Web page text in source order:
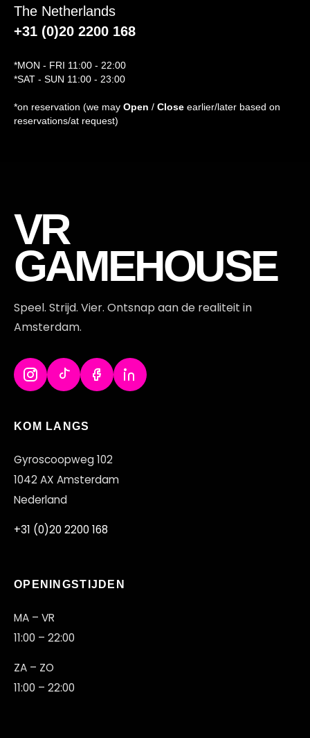
The Netherlands
+31 (0)20 2200 168
*MON - FRI 11:00 - 22:00
*SAT - SUN 11:00 - 23:00
*on reservation (we may Open / Close earlier/later based on
reservations/at request)
VR
GAMEHOUSE
Speel. Strijd. Vier. Ontsnap aan de realiteit in
Amsterdam.
KOM LANGS
Gyroscoopweg 102
1042 AX Amsterdam
Nederland
+31 (0)20 2200 168
OPENINGSTIJDEN
MA – VR
11:00 – 22:00
ZA – ZO
11:00 – 22:00